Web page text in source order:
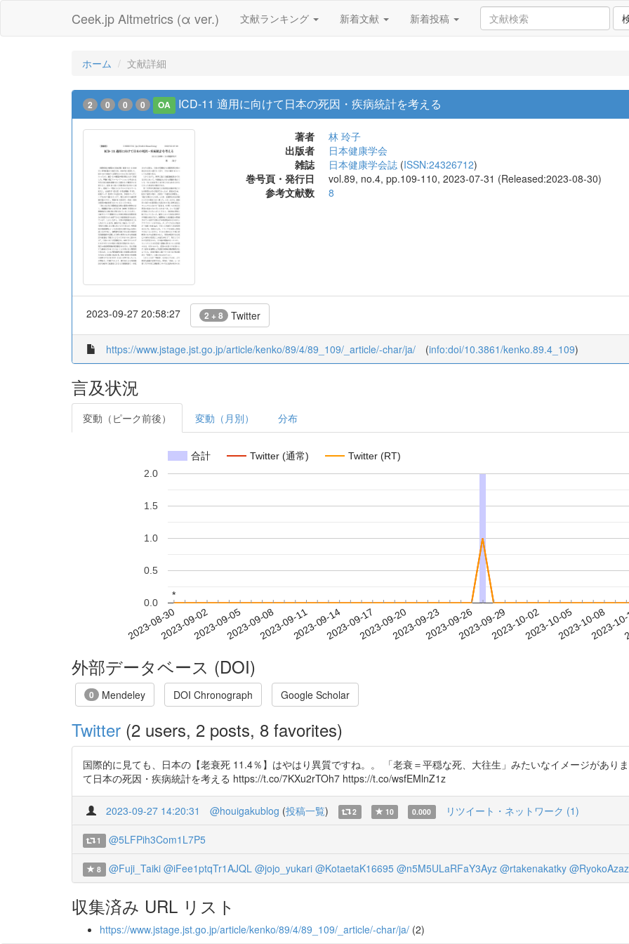
Ceek.jp Altmetrics (α ver.) 文献ランキング 新着文献 新着投稿
ホーム 文献詳細
2 0 0 0 OA ICD-11 適用に向けて日本の死因・疾病統計を考える
著者
林 玲子
出版者
日本健康学会
雑誌
日本健康学会誌 (ISSN:24326712)
巻号頁・発行日
vol.89, no.4, pp.109-110, 2023-07-31 (Released:2023-08-30)
参考文献数
8
2023-09-27 20:58:27 2 + 8 Twitter
https://www.jstage.jst.go.jp/article/kenko/89/4/89_109/_article/-char/ja/ (info:doi/10.3861/kenko.89.4_109)
言及状況
変動（ピーク前後） 変動（月別） 分布
合計 Twitter (通常) Twitter (RT)
2023-08-302023-09-022023-09-052023-09-082023-09-112023-09-142023-09-172023-09-202023-09-232023-09-262023-09-292023-10-022023-10-052023-10-08
2023-
0.0
0.5
1.0
1.5
2.0
*
*
外部データベース (DOI)
0 Mendeley DOI Chronograph Google Scholar
Twitter (2 users, 2 posts, 8 favorites)
国際的に見ても、日本の【老衰死 11.4％】はやはり異質ですね。。 「老衰＝平穏な死、大往生」みたいなイメージがあ
て日本の死因・疾病統計を考える https://t.co/7KXu2rTOh7 https://t.co/wsfEMlnZ1z
2023-09-27 14:20:31 @houigakublog (投稿一覧) 2 10 0.000 リツイート・ネットワーク (1)
1 @5LFPih3Com1L7P5
8 @Fuji_Taiki @iFee1ptqTr1AJQL @jojo_yukari @KotaetaK16695 @n5M5ULaRFaY3Ayz @rtakenakatky
収集済み URL リスト
https://www.jstage.jst.go.jp/article/kenko/89/4/89_109/_article/-char/ja/ (2)